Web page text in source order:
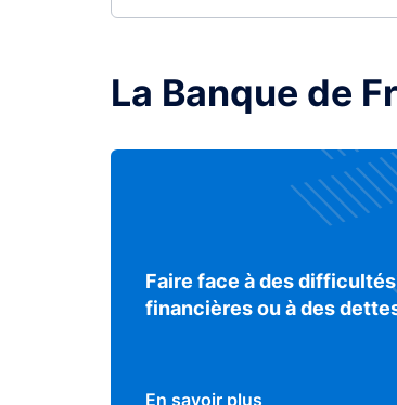
La Banque de
Faire face à des difficultés
financières ou à des
En savoir plus